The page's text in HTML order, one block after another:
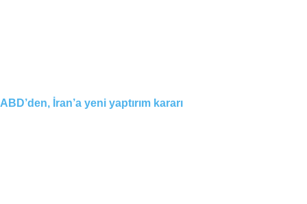
ABD’den, İran’a yeni yaptırım kararı